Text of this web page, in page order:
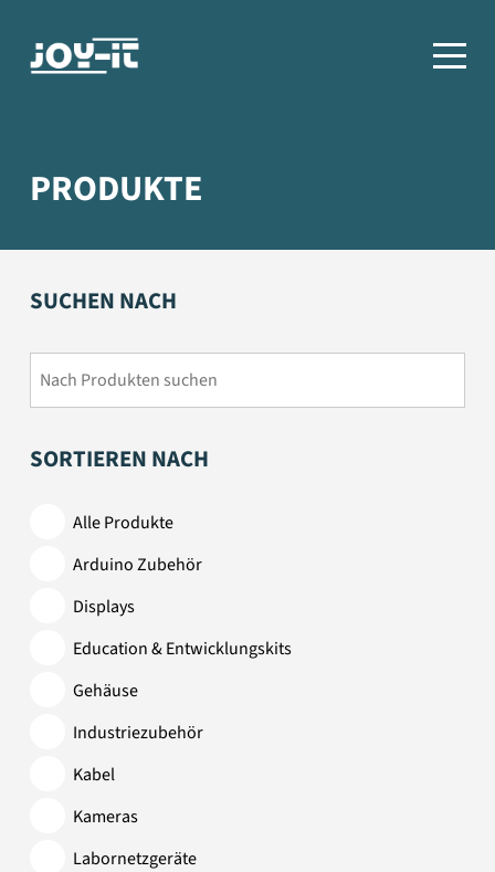
PRODUKTE
SUCHEN NACH
SORTIEREN NACH
Alle Produkte
Arduino Zubehör
Displays
Education & Entwicklungskits
Gehäuse
Industriezubehör
Kabel
Kameras
Labornetzgeräte